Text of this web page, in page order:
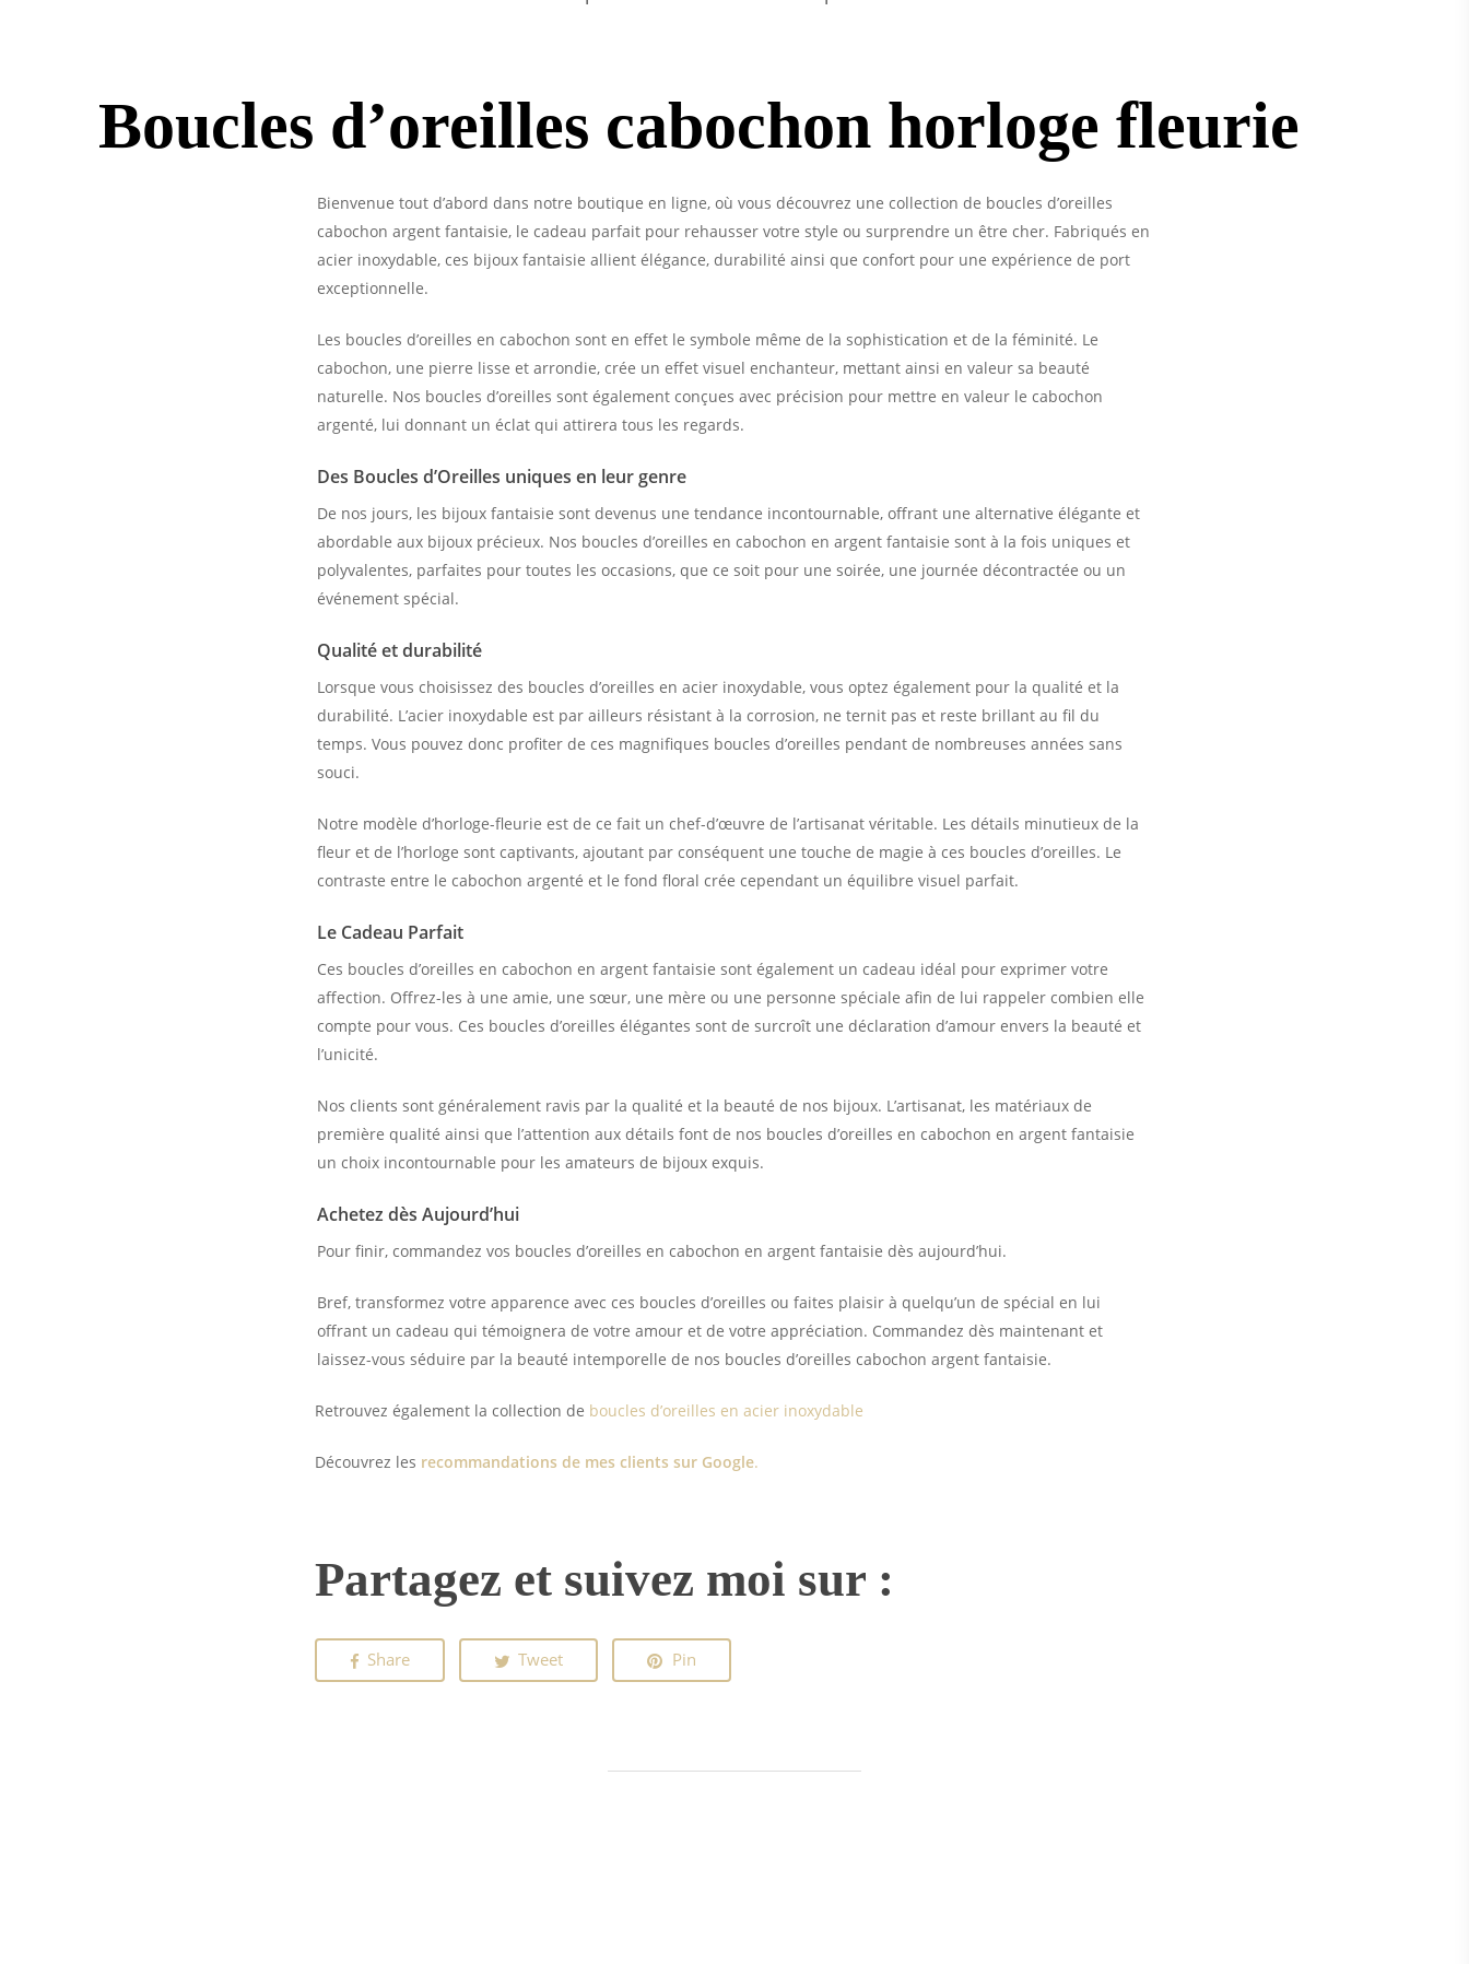
Boucles d’oreilles cabochon horloge fleurie
Bienvenue tout d’abord dans notre boutique en ligne, où vous découvrez une collection de boucles d’oreilles
cabochon argent fantaisie, le cadeau parfait pour rehausser votre style ou surprendre un être cher. Fabriqués en
acier inoxydable, ces bijoux fantaisie allient élégance, durabilité ainsi que confort pour une expérience de port
exceptionnelle.
Les boucles d’oreilles en cabochon sont en effet le symbole même de la sophistication et de la féminité. Le
cabochon, une pierre lisse et arrondie, crée un effet visuel enchanteur, mettant ainsi en valeur sa beauté
naturelle. Nos boucles d’oreilles sont également conçues avec précision pour mettre en valeur le cabochon
argenté, lui donnant un éclat qui attirera tous les regards.
Des Boucles d’Oreilles uniques en leur genre
De nos jours, les bijoux fantaisie sont devenus une tendance incontournable, offrant une alternative élégante et
abordable aux bijoux précieux. Nos boucles d’oreilles en cabochon en argent fantaisie sont à la fois uniques et
polyvalentes, parfaites pour toutes les occasions, que ce soit pour une soirée, une journée décontractée ou un
événement spécial.
Qualité et durabilité
Lorsque vous choisissez des boucles d’oreilles en acier inoxydable, vous optez également pour la qualité et la
durabilité. L’acier inoxydable est par ailleurs résistant à la corrosion, ne ternit pas et reste brillant au fil du
temps. Vous pouvez donc profiter de ces magnifiques boucles d’oreilles pendant de nombreuses années sans
souci.
Notre modèle d’horloge-fleurie est de ce fait un chef-d’œuvre de l’artisanat véritable. Les détails minutieux de la
fleur et de l’horloge sont captivants, ajoutant par conséquent une touche de magie à ces boucles d’oreilles. Le
contraste entre le cabochon argenté et le fond floral crée cependant un équilibre visuel parfait.
Le Cadeau Parfait
Ces boucles d’oreilles en cabochon en argent fantaisie sont également un cadeau idéal pour exprimer votre
affection. Offrez-les à une amie, une sœur, une mère ou une personne spéciale afin de lui rappeler combien elle
compte pour vous. Ces boucles d’oreilles élégantes sont de surcroît une déclaration d’amour envers la beauté et
l’unicité.
Nos clients sont généralement ravis par la qualité et la beauté de nos bijoux. L’artisanat, les matériaux de
première qualité ainsi que l’attention aux détails font de nos boucles d’oreilles en cabochon en argent fantaisie
un choix incontournable pour les amateurs de bijoux exquis.
Achetez dès Aujourd’hui
Pour finir, commandez vos boucles d’oreilles en cabochon en argent fantaisie dès aujourd’hui.
Bref, transformez votre apparence avec ces boucles d’oreilles ou faites plaisir à quelqu’un de spécial en lui
offrant un cadeau qui témoignera de votre amour et de votre appréciation. Commandez dès maintenant et
laissez-vous séduire par la beauté intemporelle de nos boucles d’oreilles cabochon argent fantaisie.
Retrouvez également la collection de boucles d’oreilles en acier inoxydable
Découvrez les recommandations de mes clients sur Google.
Partagez et suivez moi sur :
Share Tweet Pin